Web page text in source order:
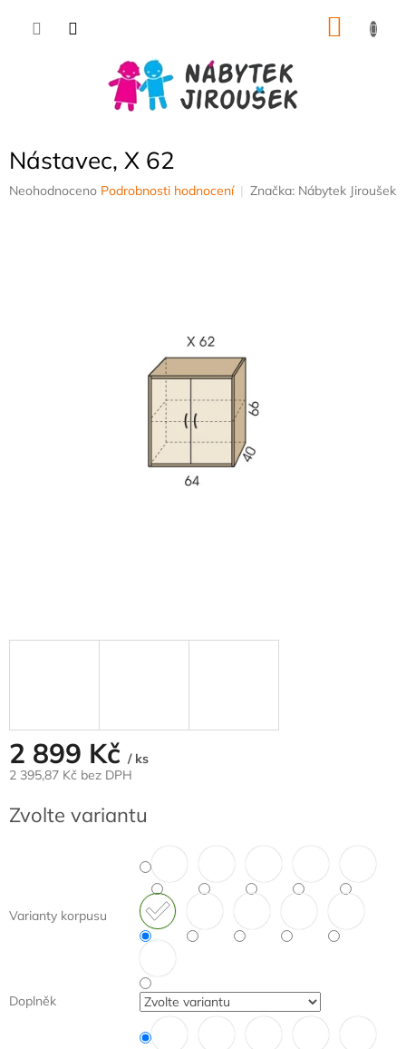
Nástavec, X 62
Průměrné
Neohodnoceno Podrobnosti hodnocení Značka: Nábytek Jiroušek
2 899 Kč / ks
2 395,87 Kč bez DPH
cena:
Zvolte variantu
Varianty korpusu
Doplněk